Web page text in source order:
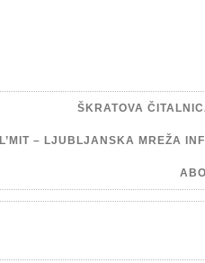
ŠKRATOVA
L’MIT – LJUBLJANSKA MREŽA